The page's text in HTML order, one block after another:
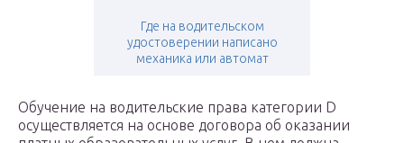
Где на водительском
удостоверении написано
механика или автомат
Обучение на водительские права категории D
осуществляется на основе договора об оказании